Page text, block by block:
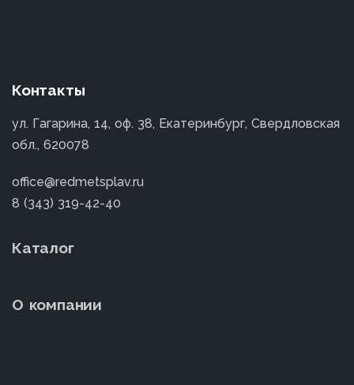
Контакты
ул. Гагарина, 14, оф. 38, Екатеринбург, Свердловская
обл., 620078
office@redmetsplav.ru
8 (343) 319-42-40
Каталог
О компании